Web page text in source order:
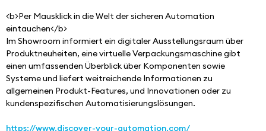
<b>Per Mausklick in die Welt der sicheren Automation
eintauchen</b>
Im Showroom informiert ein digitaler Ausstellungsraum über
Produktneuheiten, eine virtuelle Verpackungsmaschine gibt
einen umfassenden Überblick über Komponenten sowie
Systeme und liefert weitreichende Informationen zu
allgemeinen Produkt-Features, und Innovationen oder zu
kundenspezifischen Automatisierungslösungen.
https://www.discover-your-automation.com/